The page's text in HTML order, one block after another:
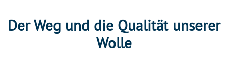
Der Weg und die Qualität unserer
Wolle